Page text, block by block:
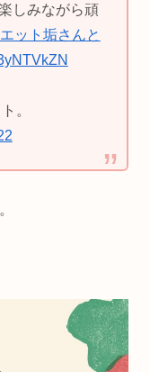
しみながら頑
ット垢さんと
。